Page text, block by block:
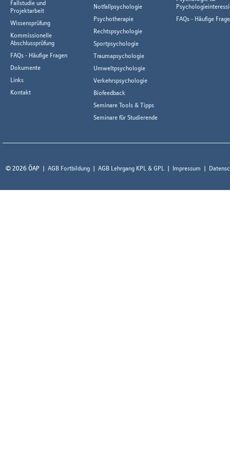
Fallstudie und
Projektarbeit
Wissensprüfung
Kommissionelle
Abschlussprüfung
FAQs - Häufige Fragen
Dokumente
Links
Kontakt
Notfallpsychologie
Psychotherapie
Rechtspsychologie
Sportpsychologie
Traumapsychologie
Umweltpsychologie
Verkehrspsychologie
Biofeedback
Seminare Tools & Tipps
Seminare für Studierende
FAQs - Häufige
© 2026 ÖAP AGB Fortbildung AGB Lehrgang KPL & GPL Impressum